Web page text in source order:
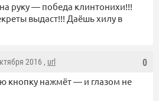
руку — победа клинтонихи!!!
выдаст!!! Даёшь хилу в
0
2016 , url
кнопку нажмёт — и глазом не